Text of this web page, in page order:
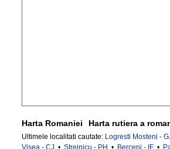
Harta Romaniei Harta rutiera a
Ultimele localitati cautate: Logresti Mosteni -
Visea - CJ • Strejnicu - PH • Berceni - IF •